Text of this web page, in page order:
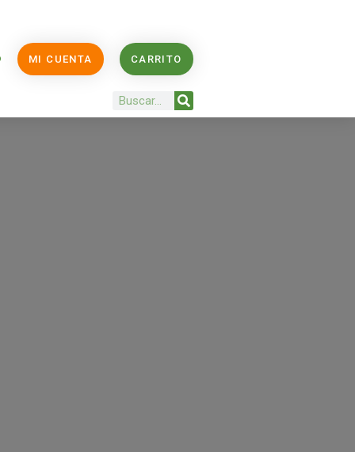
MI CUENTA CARRITO
Buscar